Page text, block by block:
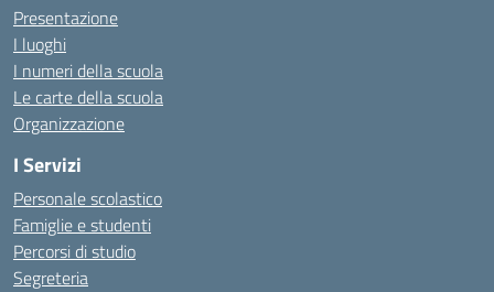
Presentazione
I luoghi
I numeri della scuola
Le carte della scuola
Organizzazione
I Servizi
Personale scolastico
Famiglie e studenti
Percorsi di studio
Segreteria